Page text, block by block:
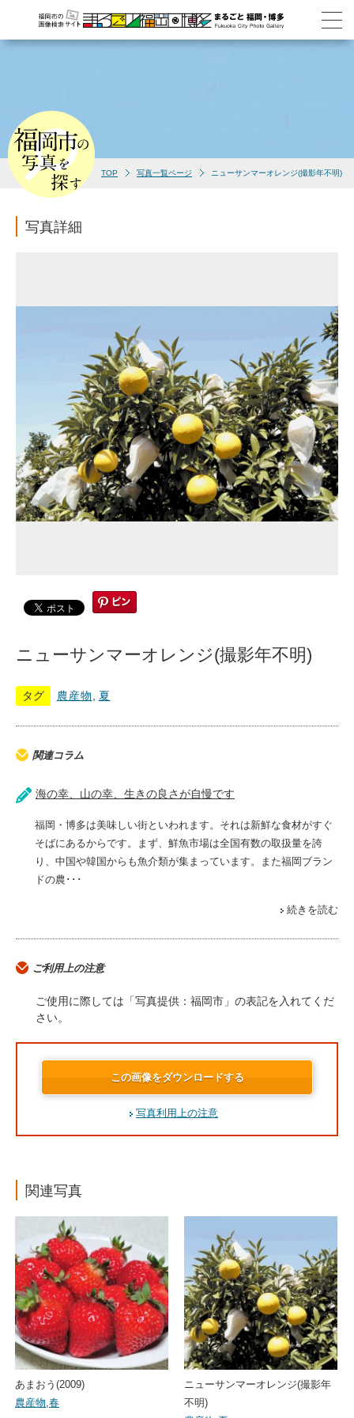
TOP 写真一覧ページ ニューサンマーオレンジ(撮影年不明)
写真詳細
ニューサンマーオレンジ(撮影年不明)
タグ 農産物 夏
関連コラム
海の幸、山の幸、生きの良さが自慢です
福岡・博多は美味しい街といわれます。それは新鮮な食材がすぐ
そばにあるからです。まず、鮮魚市場は全国有数の取扱量を誇
り、中国や韓国からも魚介類が集まっています。また福岡ブラン
ドの農･･･
続きを読む
ご利用上の注意
ご使用に際しては「写真提供：福岡市」の表記を入れてくだ
さい。
この画像をダウンロードする
写真利用上の注意
関連写真
あまおう(2009)
農産物,春
ニューサンマーオレンジ(撮影年
不明)